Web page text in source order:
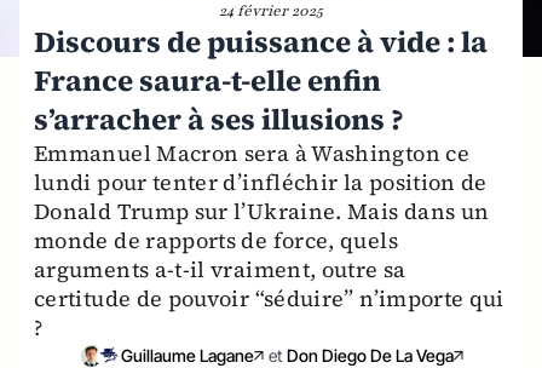
24 février 2025
Discours de puissance à vide : la
France saura-t-elle enfin
s’arracher à ses illusions ?
Emmanuel Macron sera à Washington ce
lundi pour tenter d’infléchir la position de
Donald Trump sur l’Ukraine. Mais dans un
monde de rapports de force, quels
arguments a-t-il vraiment, outre sa
certitude de pouvoir “séduire” n’importe qui
?
Guillaume Lagane et Don Diego De La Vega